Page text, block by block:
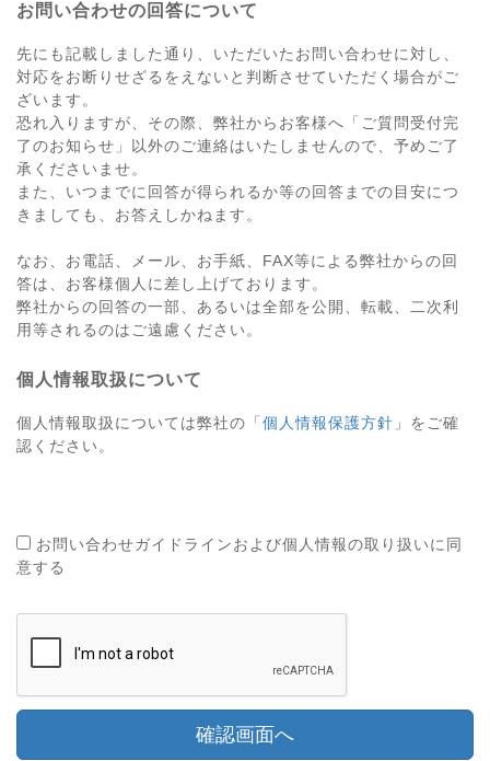
お問い合わせの回答について
先にも記載しました通り、いただいたお問い合わせに対し、
対応をお断りせざるをえないと判断させていただく場合がご
ざいます。
恐れ入りますが、その際、弊社からお客様へ「ご質問受付完
了のお知らせ」以外のご連絡はいたしませんので、予めご了
承くださいませ。
また、いつまでに回答が得られるか等の回答までの目安につ
きましても、お答えしかねます。
なお、お電話、メール、お手紙、FAX等による弊社からの回
答は、お客様個人に差し上げております。
弊社からの回答の一部、あるいは全部を公開、転載、二次利
用等されるのはご遠慮ください。
個人情報取扱について
個人情報取扱については弊社の「 個人情報保護方針 」をご確
認ください。
お問い合わせガイドラインおよび個人情報の取り扱いに同
意する
確認画面へ